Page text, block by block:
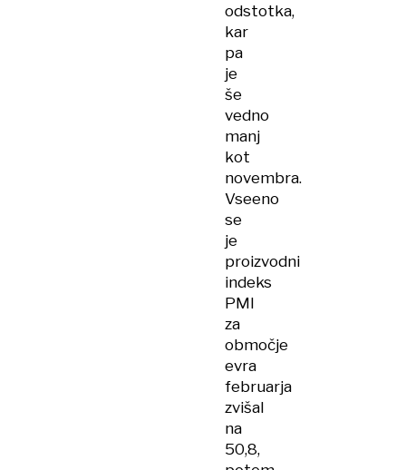
odstotka,
kar
pa
je
še
vedno
manj
kot
novembra.
Vseeno
se
je
proizvodni
indeks
PMI
za
območje
evra
februarja
zvišal
na
50,8,